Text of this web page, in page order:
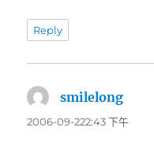
Reply
smilelong
示:
2006-09-222:43 下午